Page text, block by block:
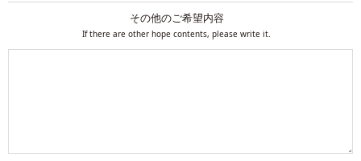
その他のご希望内容
If there are other hope contents, please write it.